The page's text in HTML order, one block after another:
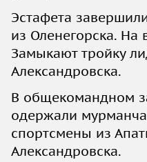
Эстафета
из Оленегорска. На
Замыкают тройку
Александровска.
В общекомандном
одержали
спортсмены из
Александровска.